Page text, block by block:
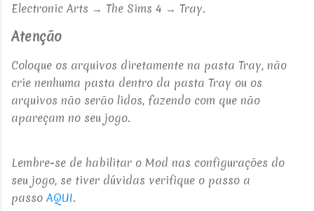
Electronic Arts → The Sims 4 → Tray.
Atenção
Coloque os arquivos diretamente na pasta Tray, não
crie nenhuma pasta dentro da pasta Tray ou os
arquivos não serão lidos, fazendo com que não
apareçam no seu jogo.
Lembre-se de habilitar o Mod nas configurações do
seu jogo, se tiver dúvidas verifique o passo a
passo AQUI.